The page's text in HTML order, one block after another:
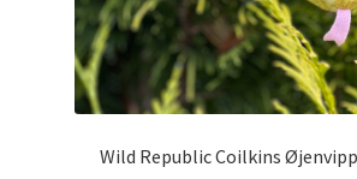
Wild Republic Coilkins